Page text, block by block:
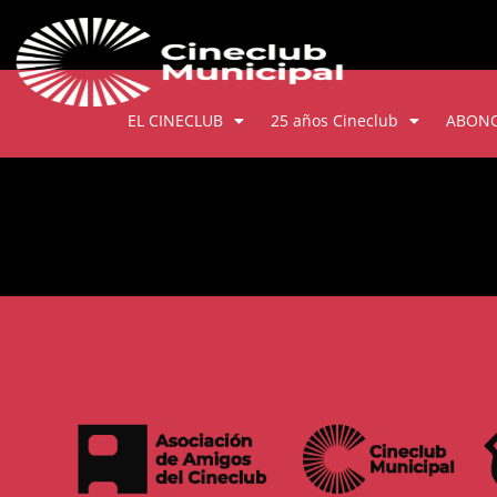
EL CINECLUB 25 años Cineclub